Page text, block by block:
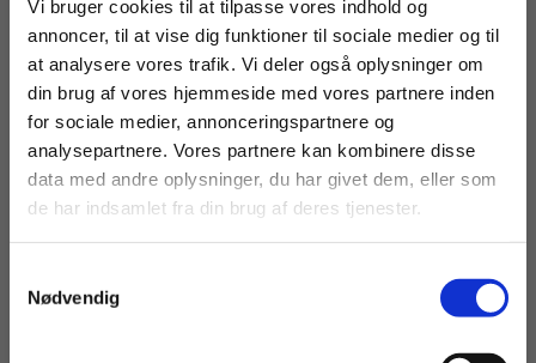
Vi bruger cookies til at tilpasse vores indhold og
annoncer, til at vise dig funktioner til sociale medier og til
at analysere vores trafik. Vi deler også oplysninger om
din brug af vores hjemmeside med vores partnere inden
for sociale medier, annonceringspartnere og
analysepartnere. Vores partnere kan kombinere disse
data med andre oplysninger, du har givet dem, eller som
de har indsamlet fra din brug af deres tjenester.
Nødvendig
Fødevarer, jordbrug og oplevelser
Kontor, handel og forretningsservice
Omsorg, sundhed og pædagogik
Teknologi, byggeri og transport.
Fortsæt som:
For privatkunder og
studerende. Du får
vist priser inkl.
For institutioner og
virksomheder. Du
får vist priser ekskl.